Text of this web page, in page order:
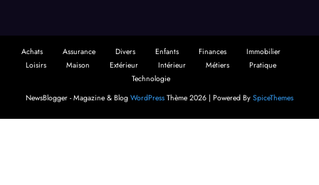
Achats Assurance Divers Enfants Finances
Immobilier
Loisirs
Maison Extérieur Intérieur Métiers
Pratique
Technologie
NewsBlogger - Magazine & Blog WordPress Thème 2026 | Powered By SpiceThemes